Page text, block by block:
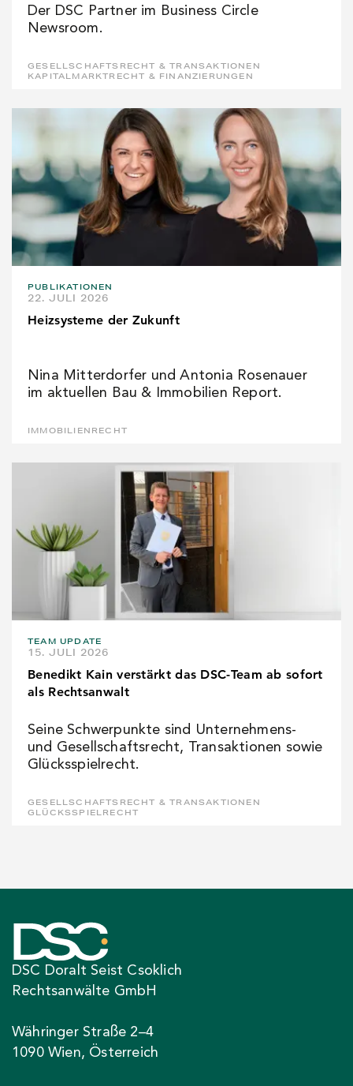
Der DSC Partner im Business Circle
Newsroom.
GESELLSCHAFTSRECHT & TRANSAKTIONEN
KAPITALMARKTRECHT & FINANZIERUNGEN
PUBLIKATIONEN
22. JULI 2026
Heizsysteme der Zukunft
Nina Mitterdorfer und Antonia Rosenauer
im aktuellen Bau & Immobilien Report.
IMMOBILIENRECHT
TEAM UPDATE
15. JULI 2026
Benedikt Kain verstärkt das DSC-Team ab sofort
als Rechtsanwalt
Seine Schwerpunkte sind Unternehmens-
und Gesellschaftsrecht, Transaktionen sowie
Glücksspielrecht.
GESELLSCHAFTSRECHT & TRANSAKTIONEN
GLÜCKSSPIELRECHT
DSC Doralt Seist Csoklich
Rechtsanwälte GmbH
Währinger Straße 2–4
1090 Wien, Österreich